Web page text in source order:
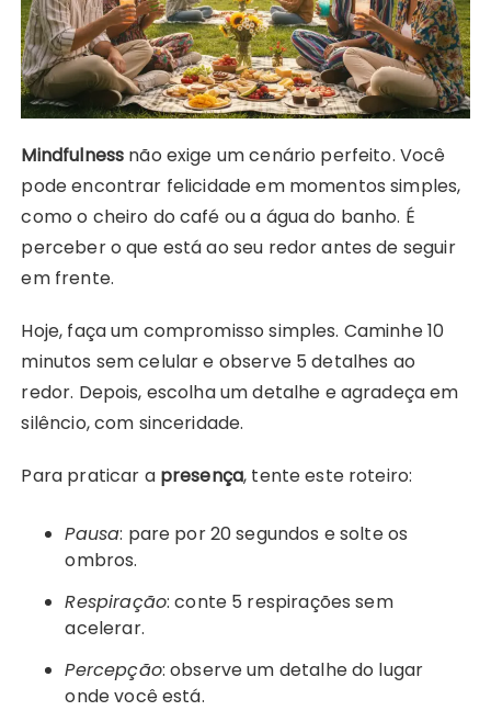
Mindfulness não exige um cenário perfeito. Você
pode encontrar felicidade em momentos simples,
como o cheiro do café ou a água do banho. É
perceber o que está ao seu redor antes de seguir
em frente.
Hoje, faça um compromisso simples. Caminhe 10
minutos sem celular e observe 5 detalhes ao
redor. Depois, escolha um detalhe e agradeça em
silêncio, com sinceridade.
Para praticar a presença, tente este roteiro:
Pausa: pare por 20 segundos e solte os
ombros.
Respiração: conte 5 respirações sem
acelerar.
Percepção: observe um detalhe do lugar
onde você está.